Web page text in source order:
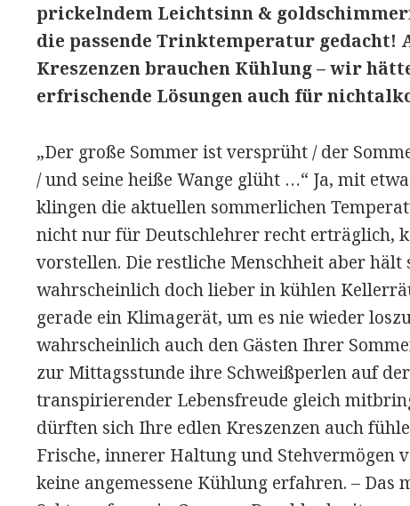
prickelndem Leichtsinn &
die passende Trinktemperatur gedacht!
Kreszenzen brauchen Kühlung – wir
erfrischende Lösungen auch für
„Der große Sommer ist versprüht / der
/ und seine heiße Wange glüht …“ Ja, mit
klingen die aktuellen sommerlichen
nicht nur für Deutschlehrer recht erträglich,
vorstellen. Die restliche Menschheit aber hält
wahrscheinlich doch lieber in kühlen
gerade ein Klimagerät, um es nie wieder
wahrscheinlich auch den Gästen Ihrer
zur Mittagsstunde ihre Schweißperlen auf
transpirierender Lebensfreude gleich
dürften sich Ihre edlen Kreszenzen auch
Frische, innerer Haltung und Stehvermögen
keine angemessene Kühlung erfahren. – Das